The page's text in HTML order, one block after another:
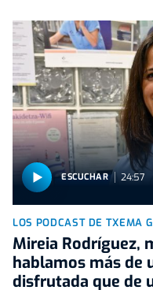
ESCUCHAR 24:57
LOS PODCAST DE TXEMA
Mireia Rodríguez,
hablamos más de
disfrutada que de